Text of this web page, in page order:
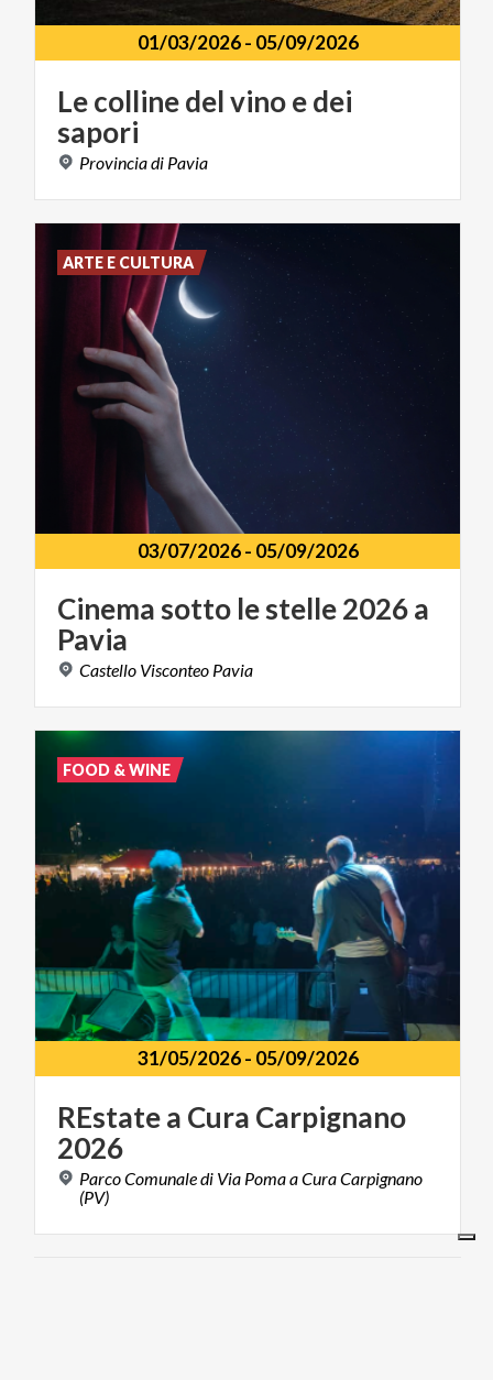
01/03/2026- 05/09/2026
Lecollinedelvinoedei
sapori
Provinciadi Pavia
03/07/2026- 05/09/2026
Cinema sotto lestelle2026a
Pavia
Castello Visconteo Pavia
ARTE E CULTURA
31/05/2026- 05/09/2026
REstatea Cura Carpignano
2026
Parco Comunale di Via Poma a Cura Carpignano
(PV)
FOOD & WINE